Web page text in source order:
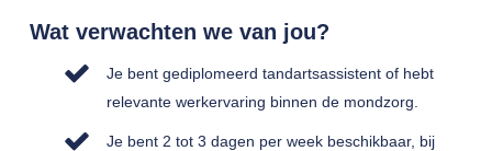
Wat verwachten we van jou?
Je bent gediplomeerd tandartsassistent of hebt
relevante werkervaring binnen de mondzorg.
Je bent 2 tot 3 dagen per week beschikbaar, bij